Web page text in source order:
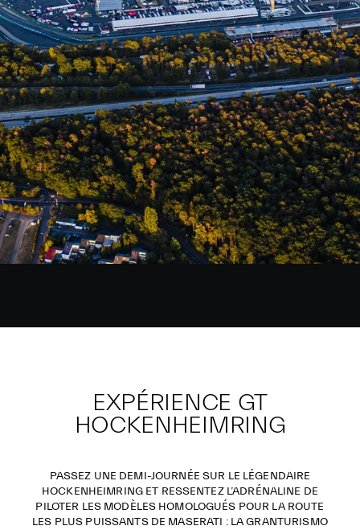
EXPÉRIENCE GT
HOCKENHEIMRING
PASSEZ UNE DEMI-JOURNÉE SUR LE LÉGENDAIRE
HOCKENHEIMRING ET RESSENTEZ L’ADRÉNALINE DE
PILOTER LES MODÈLES HOMOLOGUÉS POUR LA ROUTE
LES PLUS PUISSANTS DE MASERATI : LA GRANTURISMO